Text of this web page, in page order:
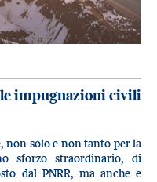
impugnazioni civili
non solo e non tanto per la
sforzo straordinario, di
dal PNRR, ma anche e